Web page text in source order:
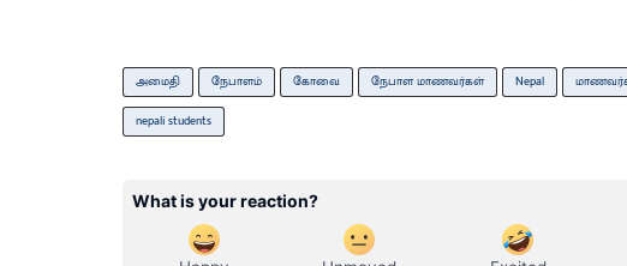
அமைதி நேபாளம் கோவை நேபாள மாணவர்கள் Nepal
nepali students